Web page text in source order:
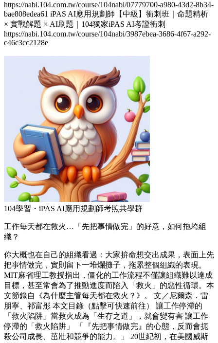
https://nabi.104.com.tw/course/104nabi/07779700-a980-43d2-8b34-
bae808edea61 iPAS AI應用規劃師【中級】衝刺班｜命題精析
× 實戰解題 × AI刷題​｜104獨家iPAS AI考證衝刺
https://nabi.104.com.tw/course/104nabi/3987ebea-3686-4f67-a292-
c46c3cc2128e
104學習・iPAS AI應用規劃師考照共學群
工作每天都在救火…「先把事情做完」的好意，如何拖垮組
織？
你大概也在自己的組織看過：大家拚命想交出成果，表面上先
把事情做完，實則留下一堆爛攤子，拖累整個組織的表現。
MIT麻省理工教授指出，僵化的工作流程不僅讓組織難以達成
目標，甚至常會為了推動進度而陷入「救火」的惡性循環。本
文節錄自《為什麼主管每天都在救火？》。 文／尼爾森．雷
朋寧、祁富彤 本文目錄（點擊可快速前往） 讓工作停滯的
「救火陷阱」當救火成為「生存之道」，就會變有害 讓工作
停滯的「救火陷阱」 「『先把事情做完』的心態，反而會扼
殺公司成長、茁壯和競爭的能力。」 20世紀初，在美國威斯